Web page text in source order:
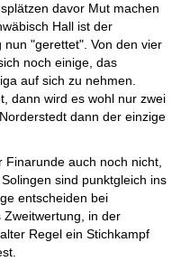
davor Mut machen
Hall ist der
nun "gerettet". Von den vier
noch einige, das
auf sich zu nehmen.
dann wird es wohl nur zwei
dann der einzige
auch noch nicht,
sind punktgleich ins
entscheiden bei
Zweitwertung, in der
Regel ein Stichkampf